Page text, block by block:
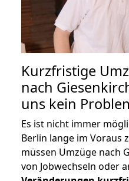
Kurzfristige
nach
uns kein
Es ist nicht immer
Berlin lange im Voraus
müssen Umzüge nach
von Jobwechseln oder